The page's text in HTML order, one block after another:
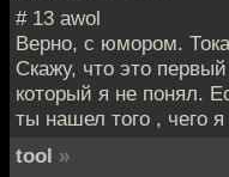
# 13 awol
Верно, с юмором.
Скажу, что это
который я не понял.
ты нашел того , чего
tool »